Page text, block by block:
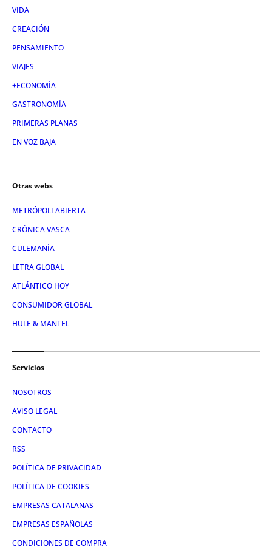
VIDA
CREACIÓN
PENSAMIENTO
VIAJES
+ECONOMÍA
GASTRONOMÍA
PRIMERAS PLANAS
EN VOZ BAJA
Otras webs
METRÓPOLI ABIERTA
CRÓNICA VASCA
CULEMANÍA
LETRA GLOBAL
ATLÁNTICO HOY
CONSUMIDOR GLOBAL
HULE & MANTEL
Servicios
NOSOTROS
AVISO LEGAL
CONTACTO
RSS
POLÍTICA DE PRIVACIDAD
POLÍTICA DE COOKIES
EMPRESAS CATALANAS
EMPRESAS ESPAÑOLAS
CONDICIONES DE COMPRA